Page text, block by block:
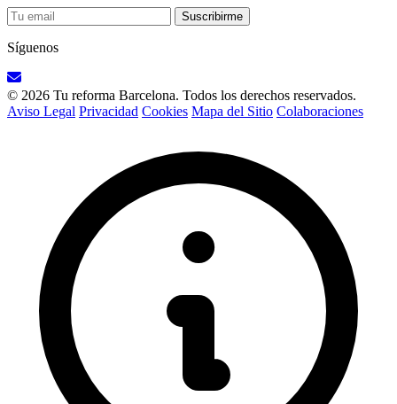
Suscribirme
Síguenos
© 2026 Tu reforma Barcelona. Todos los derechos reservados.
Aviso Legal Privacidad Cookies Mapa del Sitio Colaboraciones